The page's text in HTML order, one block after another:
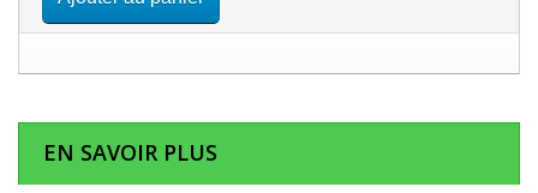
EN SAVOIR PLUS